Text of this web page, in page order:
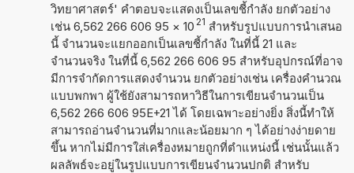
วิทยาศาสตร์' คำตอบจะแสดงเป็นเลขชี้กำลัง ยกตัวอย่าง
เช่น 6,562 266 606 95 × 10 21 สำหรับรูปแบบการนำเสนอ
นี้ จำนวนจะแยกออกเป็นเลขชี้กำลัง ในที่นี้ 21 และ
จำนวนจริง ในที่นี้ 6,562 266 606 95 สำหรับอุปกรณ์ที่อาจ
มีการจำกัดการแสดงจำนวน ยกตัวอย่างเช่น เครื่องคำนวณ
แบบพกพา ผู้ใช้ยังสามารถหาวิธีในการเขียนจำนวนเป็น
6,562 266 606 95E+21 ได้ โดยเฉพาะอย่างยิ่ง สิ่งนี้ทำให้
สามารถอ่านจำนวนที่มากและน้อยมาก ๆ ได้อย่างง่ายดาย
ขึ้น หากไม่มีการใส่เครื่องหมายถูกที่ตำแหน่งนี้ เช่นนั้นแล้ว
ผลลัพธ์จะอยู่ในรูปแบบการเขียนจำนวนปกติ สำหรับ